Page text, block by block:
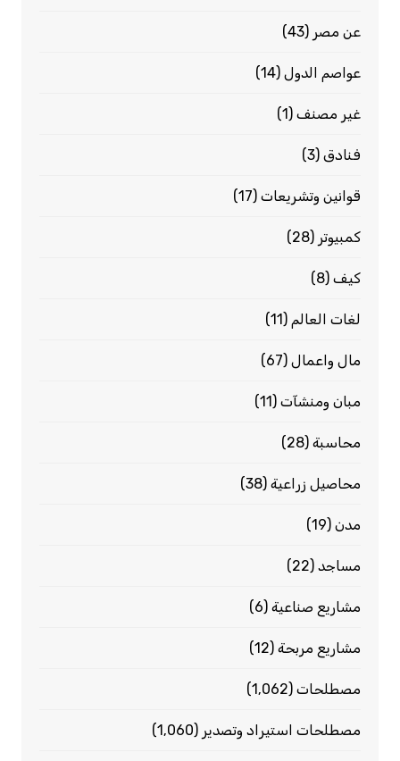
عن مصر (43)
عواصم الدول(14)
غير مصنف(1)
فنادق(3)
قوانين وتشريعات(17)
كمبيوتر (28)
كيف(8)
لغات العالم (11)
مال واعمال(67)
مبان ومنشآت(11)
محاسبة(28)
محاصيل زراعية(38)
مدن(19)
مساجد(22)
مشاريع صناعية(6)
مشاريع مربحة(12)
مصطلحات(1٬062)
مصطلحات استيراد وتصدير (1٬060)